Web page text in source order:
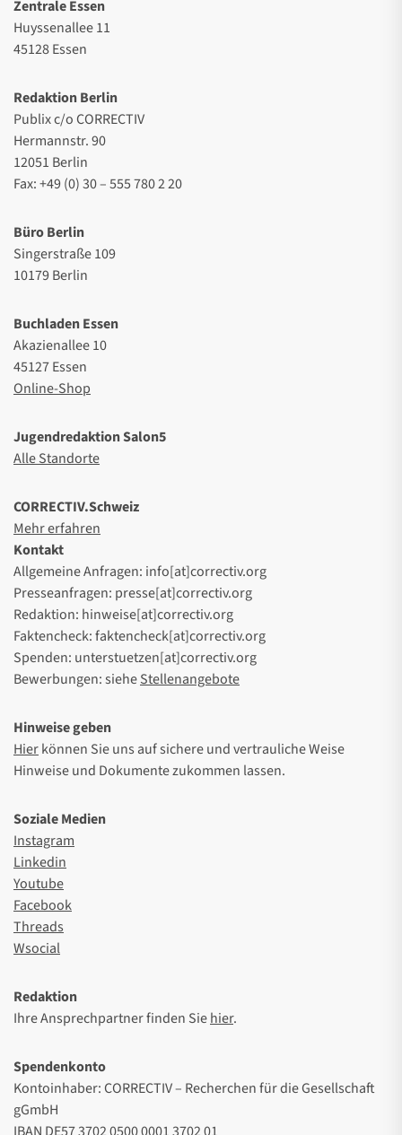
Zentrale Essen
Huyssenallee 11
45128 Essen
Redaktion Berlin
Publix c/o CORRECTIV
Hermannstr. 90
12051 Berlin
Fax: +49 (0) 30 – 555 780 2 20
Büro Berlin
Singerstraße 109
10179 Berlin
Buchladen Essen
Akazienallee 10
45127 Essen
Online-Shop
Jugendredaktion Salon5
Alle Standorte
CORRECTIV.Schweiz
Mehr erfahren
Kontakt
Allgemeine Anfragen: info[at]correctiv.org
Presseanfragen: presse[at]correctiv.org
Redaktion: hinweise[at]correctiv.org
Faktencheck: faktencheck[at]correctiv.org
Spenden: unterstuetzen[at]correctiv.org
Bewerbungen: sieheStellenangebote
Hinweise geben
Hierkönnen Sie uns auf sichere und vertrauliche Weise
Hinweise und Dokumente zukommen lassen.
Soziale Medien
Instagram
Linkedin
Youtube
Facebook
Threads
Wsocial
Redaktion
Ihre Ansprechpartner finden Siehier.
Spendenkonto
Kontoinhaber: CORRECTIV – Recherchen für die Gesellschaft
gGmbH